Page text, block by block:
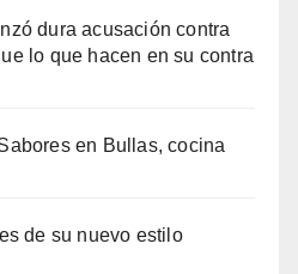
dura acusación contra
lo que hacen en su contra
en Bullas, cocina
de su nuevo estilo